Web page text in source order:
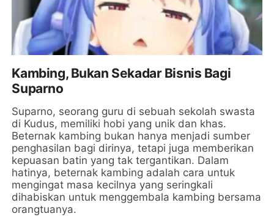
Kambing, Bukan Sekadar Bisnis Bagi
Suparno
Suparno, seorang guru di sebuah sekolah swasta
di Kudus, memiliki hobi yang unik dan khas.
Beternak kambing bukan hanya menjadi sumber
penghasilan bagi dirinya, tetapi juga memberikan
kepuasan batin yang tak tergantikan. Dalam
hatinya, beternak kambing adalah cara untuk
mengingat masa kecilnya yang seringkali
dihabiskan untuk menggembala kambing bersama
orangtuanya.